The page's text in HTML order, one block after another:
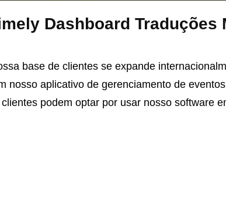
Dashboard Traduções
base de clientes se expande
nosso aplicativo de gerenciamento de
podem optar por usar nosso software